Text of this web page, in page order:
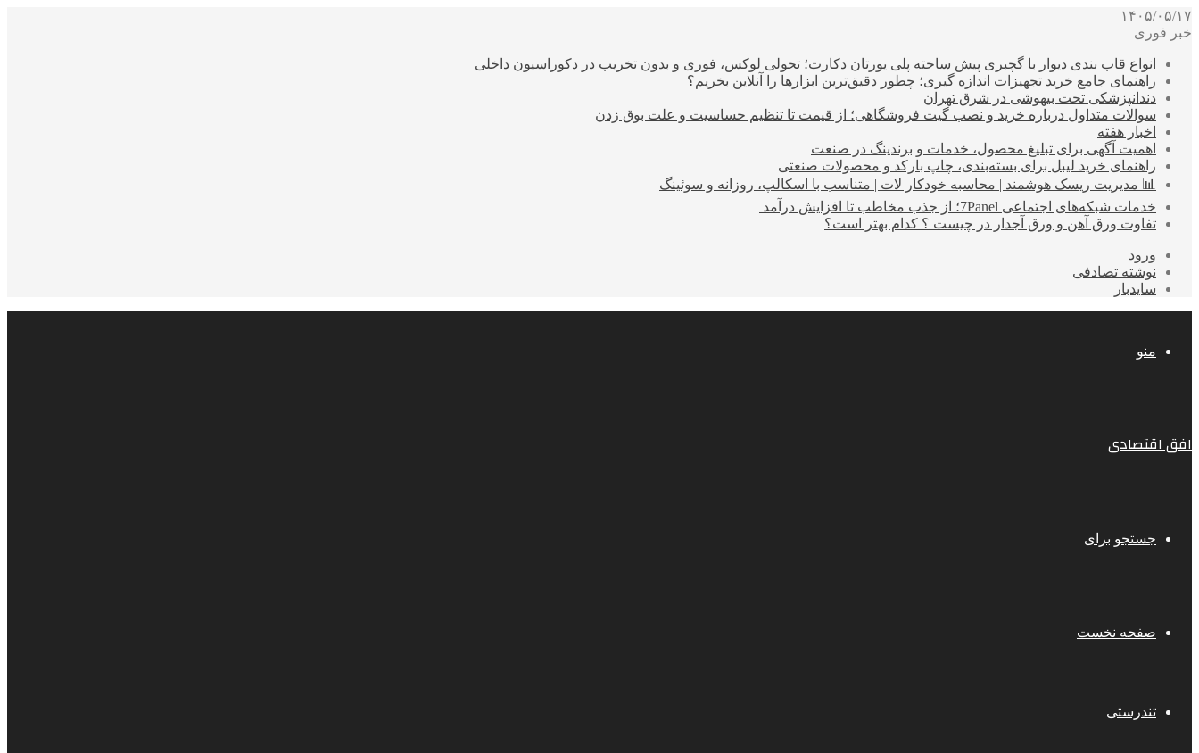
۱۴۰۵/۰۵/۱۷
خبر فوری
انواع قاب بندی دیوار با گچبری پیش ساخته پلی یورتان دکارت؛ تحولی لوکس، فوری و بدون تخریب در دکوراسیون داخلی
راهنمای جامع خرید تجهیزات اندازه گیری؛ چطور دقیق‌ترین ابزارها را آنلاین بخریم؟
دندانپزشکی تحت بیهوشی در شرق تهران
سوالات متداول درباره خرید و نصب گیت فروشگاهی؛ از قیمت تا تنظیم حساسیت و علت بوق زدن
اخبار هفته
اهمیت آگهی برای تبلیغ محصول، خدمات و برندینگ در صنعت
راهنمای خرید لیبل برای بسته‌بندی، چاپ بارکد و محصولات صنعتی
📊 مدیریت ریسک هوشمند | محاسبه خودکار لات | متناسب با اسکالپ، روزانه و سوئینگ
خدمات شبکه‌های اجتماعی 7Panel؛ از جذب مخاطب تا افزایش درآمد
تفاوت ورق آهن و ورق آجدار در چیست ؟ کدام بهتر است؟
ورود
نوشته تصادفی
سایدبار
منو
افق اقتصادی
جستجو برای
صفحه نخست
تندرستی